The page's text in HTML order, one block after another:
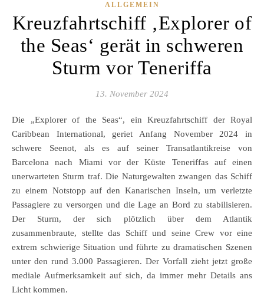
ALLGEMEIN
Kreuzfahrtschiff ‚Explorer of
the Seas‘ gerät in schweren
Sturm vor Teneriffa
13. November 2024
Die „Explorer of the Seas“, ein Kreuzfahrtschiff der Royal
Caribbean International, geriet Anfang November 2024 in
schwere Seenot, als es auf seiner Transatlantikreise von
Barcelona nach Miami vor der Küste Teneriffas auf einen
unerwarteten Sturm traf. Die Naturgewalten zwangen das Schiff
zu einem Notstopp auf den Kanarischen Inseln, um verletzte
Passagiere zu versorgen und die Lage an Bord zu stabilisieren.
Der Sturm, der sich plötzlich über dem Atlantik
zusammenbraute, stellte das Schiff und seine Crew vor eine
extrem schwierige Situation und führte zu dramatischen Szenen
unter den rund 3.000 Passagieren. Der Vorfall zieht jetzt große
mediale Aufmerksamkeit auf sich, da immer mehr Details ans
Licht kommen.